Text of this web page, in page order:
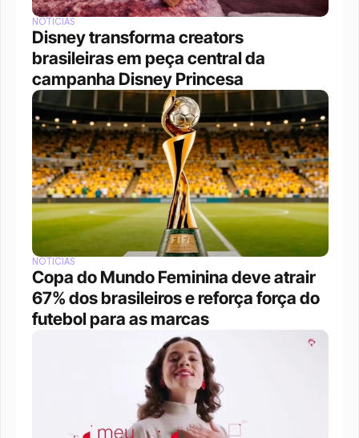
NOTÍCIAS
Disney transforma creators
brasileiras em peça central da
campanha Disney Princesa
NOTÍCIAS
Copa do Mundo Feminina deve atrair
67% dos brasileiros e reforça força do
futebol para as marcas